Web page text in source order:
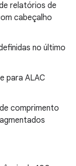
relatórios de
cabeçalho
no último
para ALAC
de comprimento